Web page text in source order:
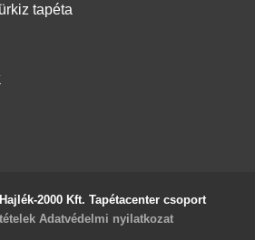
tapéta
2000 Kft. Tapétacenter csoport
Adatvédelmi nyilatkozat